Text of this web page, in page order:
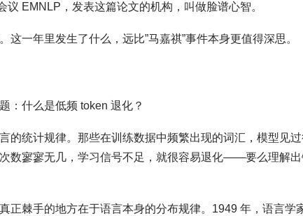
EMNLP，发表这篇论文的机构，叫做脸谱心智。
一年里发生了什么，远比”马嘉祺”事件本身更值得深思。
：什么是低频 token 退化？
的统计规律。那些在训练数据中频繁出现的词汇，模型见
数寥寥无几，学习信号不足，就很容易退化——要么理解
正棘手的地方在于语言本身的分布规律。1949 年，语言学